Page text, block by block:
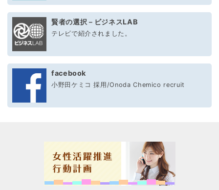
賢者の選択－ビジネスLAB
テレビで紹介されました。
facebook
小野田ケミコ 採用/Onoda Chemico recruit